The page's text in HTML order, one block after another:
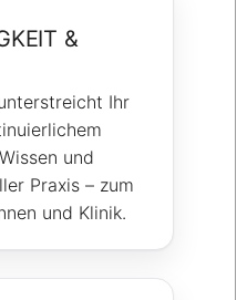
&
Ihr
und
Praxis – zum
und Klinik.